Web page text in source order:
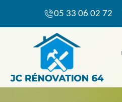
05 33 06 02 72